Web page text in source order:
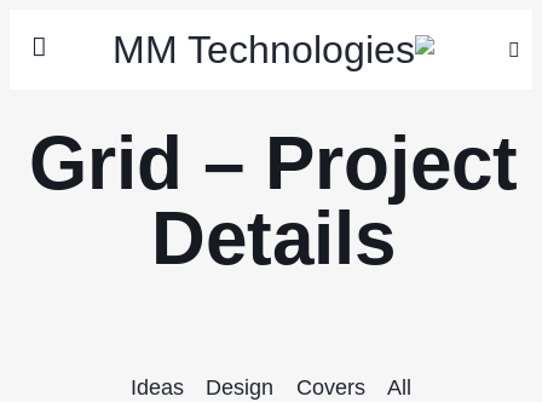
Grid – Project
Details
All
Covers
Design
Ideas